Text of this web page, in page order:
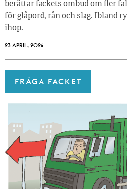
berättar fackets ombud om fler
för glåpord, rån och slag. Ibland
ihop.
23 APRIL, 2026
FRÅGA FACKET